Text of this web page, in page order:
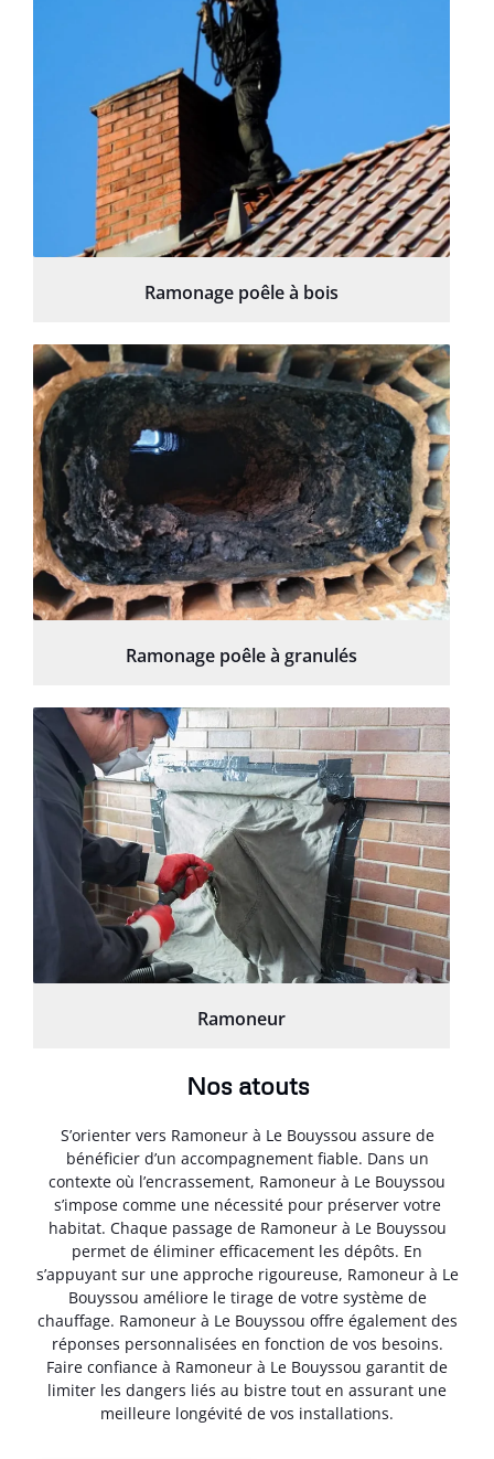
Ramonage poêle à bois
Ramonage poêle à granulés
Ramoneur
Nos atouts
S’orienter vers Ramoneur à Le Bouyssou assure de
bénéficier d’un accompagnement fiable. Dans un
contexte où l’encrassement, Ramoneur à Le Bouyssou
s’impose comme une nécessité pour préserver votre
habitat. Chaque passage de Ramoneur à Le Bouyssou
permet de éliminer efficacement les dépôts. En
s’appuyant sur une approche rigoureuse, Ramoneur à Le
Bouyssou améliore le tirage de votre système de
chauffage. Ramoneur à Le Bouyssou offre également des
réponses personnalisées en fonction de vos besoins.
Faire confiance à Ramoneur à Le Bouyssou garantit de
limiter les dangers liés au bistre tout en assurant une
meilleure longévité de vos installations.